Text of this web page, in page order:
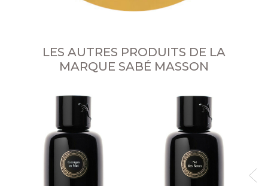
LES AUTRES PRODUITS DE LA
MARQUE SABÉ MASSON